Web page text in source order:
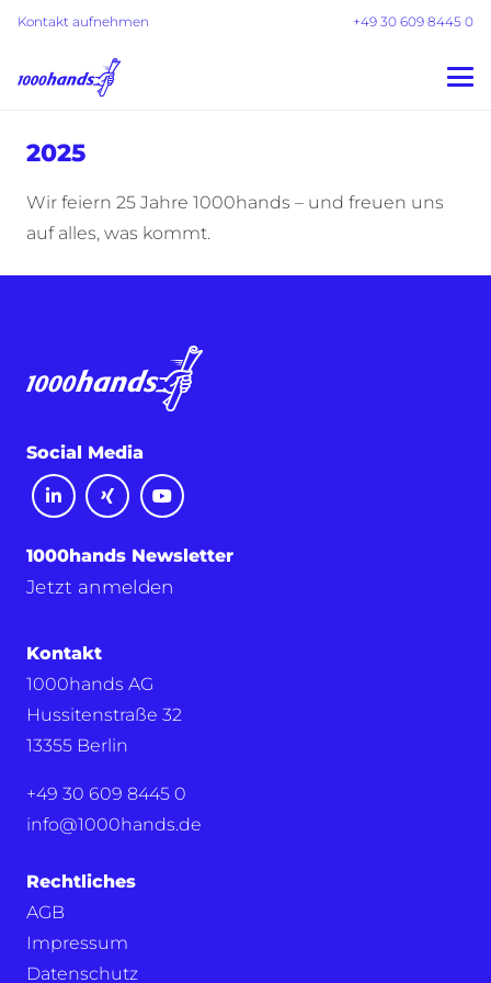
Kontakt aufnehmen +49 30 609 8445 0
2025
Wir feiern 25 Jahre 1000hands – und freuen uns
auf alles, was kommt.
Social Media
1000hands Newsletter
Jetzt anmelden
Kontakt
1000hands AG
Hussitenstraße 32
13355 Berlin
+49 30 609 8445 0
info@1000hands.de
Rechtliches
AGB
Impressum
Datenschutz